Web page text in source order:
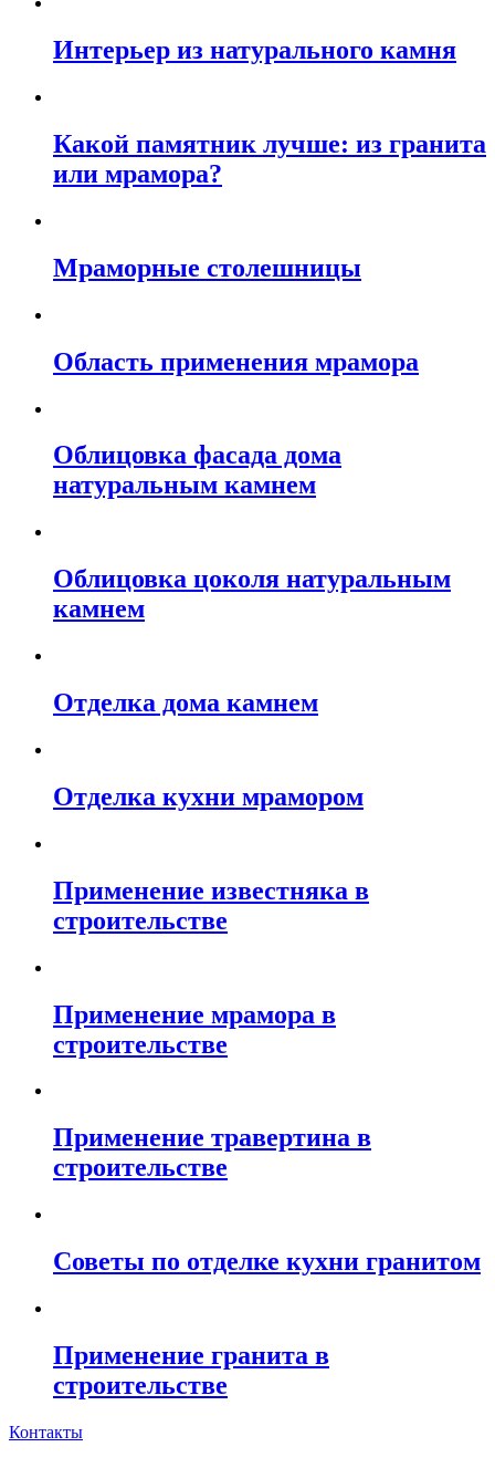
Интерьер из натурального камня
Какой памятник лучше: из гранита
или мрамора?
Мраморные столешницы
Область применения мрамора
Облицовка фасада дома
натуральным камнем
Облицовка цоколя натуральным
камнем
Отделка дома камнем
Отделка кухни мрамором
Применение известняка в
строительстве
Применение мрамора в
строительстве
Применение травертина в
строительстве
Советы по отделке кухни гранитом
Применение гранита в
строительстве
Контакты